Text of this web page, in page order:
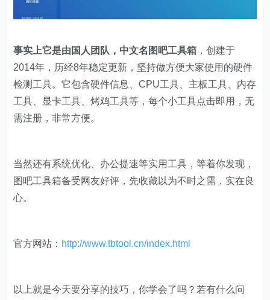
事实上它是由国人团队，中文名图吧工具箱 ，创建于
2014年，历经8年稳定更新，坚持做方便大家使用的硬件
检测工具。它包含硬件信息、CPU工具、主板工具、内存
工具、显卡工具、烤鸡工具等，每个小工具点击即用，无
需注册，非常方便。
当然还有系统优化、办公提速等实用工具，等着你发现，
图吧工具箱备受网友好评，先收藏以为不时之需，实在良
心。
官方网站： http://www.tbtool.cn/index.html
以上就是今天要分享的技巧，你学会了吗？若有什么问